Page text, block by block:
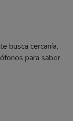
busca cercanía,
para saber